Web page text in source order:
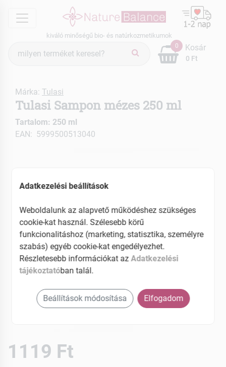
menu
kiváló minőségű bio- és natúrkozmetikumok
keresés
0
0 Ft
Kosár
Márka: Tulasi
Tulasi Sampon mézes 250 ml
Tartalom: 250 ml
EAN: 5999500513040
1119 Ft
Adatkezelési beállítások
Weboldalunk az alapvető működéshez szükséges
cookie-kat használ. Szélesebb körű
funkcionalitáshoz (marketing, statisztika, személyre
szabás) egyéb cookie-kat engedélyezhet.
Részletesebb információkat azAdatkezelési
tájékoztatóban talál.
Beállítások módosítása Elfogadom